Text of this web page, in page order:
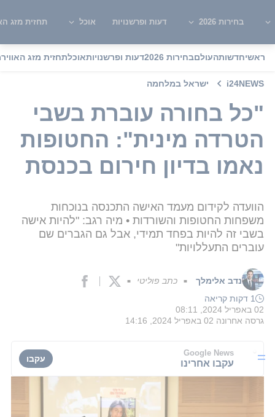
בחירות 2026 דעות ופרשנויות אוכל תחזית מזג
ראשיחדשותהעולםבחירות 2026 דעות ופרשנויותאוכלתחזית מזג האוויר
i24NEWS ישראל במלחמה
"כל בחורה עוברת בשבי
הטרדה מינית": החטופות
נאמו בדיון חירום בכנסת
הוועדה לקידום מעמד האישה התכנסה בנוכחות
משפחות החטופות והשורדות • מיה רגב: "להיות אישה
בשבי זה להיות בפחד תמידי, אבל גם הגברים שם
עוברים התעללויות"
נדב אלימלך ■ כתב פוליטי ■
1 דקות קריאה
02 באפריל 2024, 08:11
גרסה אחרונה 02 באפריל 2024, 14:16
Google News
עקבו אחרינו עקבו